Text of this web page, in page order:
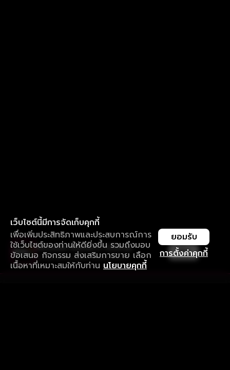
เว็บไซต์นี้มีการจัดเก็บคุกกี้
เพื่อเพิ่มประสิทธิภาพและประสบการณ์การ
ใช้เว็บไซต์ของท่านให้ดียิ่งขึ้น รวมถึงมอบ
ข้อเสนอ กิจกรรม ส่งเสริมการขาย เลือก
เนื้อหาที่เหมาะสมให้กับท่าน นโยบายคุกกี้
การตั้งค่าคุกกี้
ยอมรับ
ใช้งานแอป ลื่นไหลกว่า ไม่มีสะดุด
ดาวน์โหลดแอปเพื่อการรับชมที่ดีกว่า เปิด